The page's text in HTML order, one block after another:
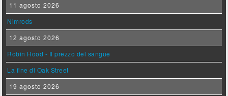
11 agosto 2026
Nimrods
12 agosto 2026
Robin Hood - Il prezzo del sangue
La fine di Oak Street
19 agosto 2026